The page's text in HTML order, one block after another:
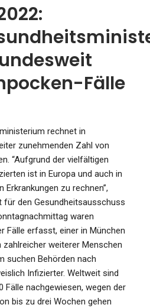
Fälle
rechnet in
zunehmenden Zahl von
“Aufgrund der vielfältigen
ist in Europa und auch in
zu rechnen”,
für den Gesundheitsausschuss
waren
Fälle erfasst, einer in München
zahlreicher weiterer Menschen
suchen Behörden nach
Infizierter. Weltweit sind
Fälle nachgewiesen, wegen der
bis zu drei Wochen gehen